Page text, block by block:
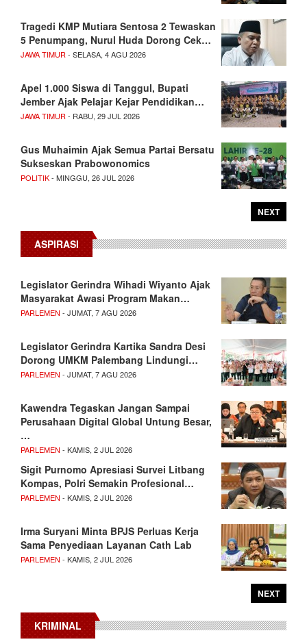
Tragedi KMP Mutiara Sentosa 2 Tewaskan
5 Penumpang, Nurul Huda Dorong Cek…
JAWA TIMUR - SELASA, 4 AGU 2026
Apel 1.000 Siswa di Tanggul, Bupati
Jember Ajak Pelajar Kejar Pendidikan…
JAWA TIMUR - RABU, 29 JUL 2026
Gus Muhaimin Ajak Semua Partai Bersatu
Sukseskan Prabowonomics
POLITIK- MINGGU, 26 JUL 2026
NEXT
ASPIRASI
Legislator Gerindra Wihadi Wiyanto Ajak
Masyarakat Awasi Program Makan…
PARLEMEN - JUMAT, 7 AGU 2026
Legislator Gerindra Kartika Sandra Desi
Dorong UMKM Palembang Lindungi…
PARLEMEN - JUMAT, 7 AGU 2026
Kawendra Tegaskan Jangan Sampai
Perusahaan Digital Global Untung Besar,
…
PARLEMEN - KAMIS, 2 JUL 2026
Sigit Purnomo Apresiasi Survei Litbang
Kompas, Polri Semakin Profesional…
PARLEMEN - KAMIS, 2 JUL 2026
Irma Suryani Minta BPJS Perluas Kerja
Sama Penyediaan Layanan Cath Lab
PARLEMEN - KAMIS, 2 JUL 2026
NEXT
KRIMINAL